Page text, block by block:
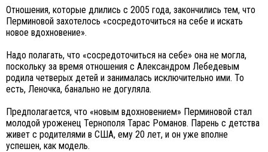
Отношения, которые длились с 2005 года, закончились тем, что
Перминовой захотелось «сосредоточиться на себе и искать
новое вдохновение».
Надо полагать, что «сосредоточиться на себе» она не могла,
поскольку за время отношения с Александром Лебедевым
родила четверых детей и занималась исключительно ими. То
есть, Леночка, банально не догуляла.
Предполагается, что «новым вдохновением» Перминовой стал
молодой уроженец Тернополя Тарас Романов. Парень с детства
живет с родителями в США, ему 20 лет, и он уже вполне
успешен, как модель.